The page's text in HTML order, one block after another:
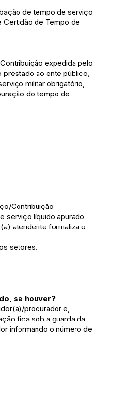
de tempo de serviço
Certidão de Tempo de
expedida pelo
prestado ao ente público,
militar obrigatório,
do tempo de
Contribuição
serviço líquido apurado
atendente formaliza o
setores.
se houver?
procurador e,
fica sob a guarda da
informando o número de